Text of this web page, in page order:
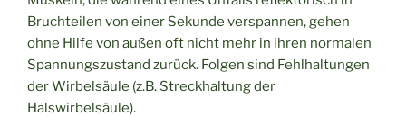
Bruchteilen von einer Sekunde verspannen, gehen
ohne Hilfe von außen oft nicht mehr in ihren normalen
Spannungszustand zurück. Folgen sind Fehlhaltungen
der Wirbelsäule (z.B. Streckhaltung der
Halswirbelsäule).